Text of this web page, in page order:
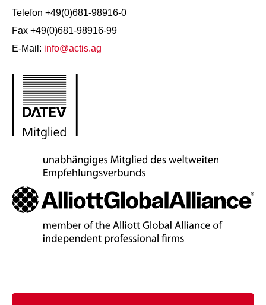
Telefon +49(0)681-98916-0
Fax +49(0)681-98916-99
E-Mail: info@actis.ag